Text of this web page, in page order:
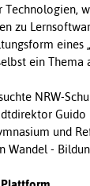
zu
eines
ein
NRW-
Guido
und
Wandel -